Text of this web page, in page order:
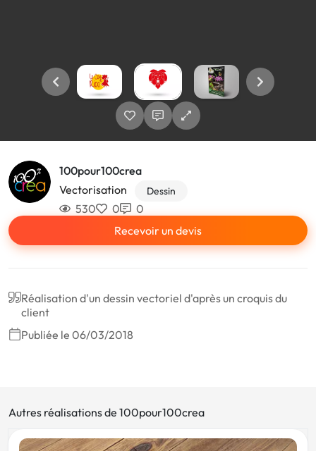
100pour100crea
Vectorisation
Dessin
530 0
0
Recevoir un devis
Réalisation d'un dessin vectoriel d'après un croquis du
client
Publiée le 06/03/2018
Autres réalisations de 100pour100crea